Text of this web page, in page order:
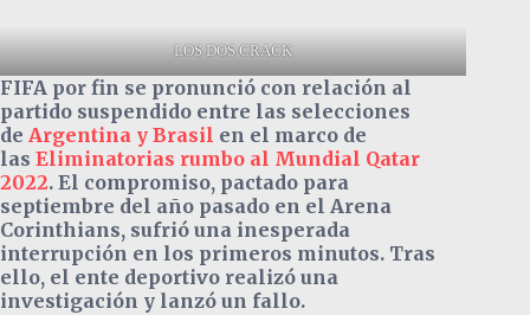
LOS DOS CRACK
FIFA por fin se pronunció con relación al
partido suspendido entre las selecciones
de Argentina y Brasil en el marco de
las Eliminatorias rumbo al Mundial Qatar
2022. El compromiso, pactado para
septiembre del año pasado en el Arena
Corinthians, sufrió una inesperada
interrupción en los primeros minutos. Tras
ello, el ente deportivo realizó una
investigación y lanzó un fallo.